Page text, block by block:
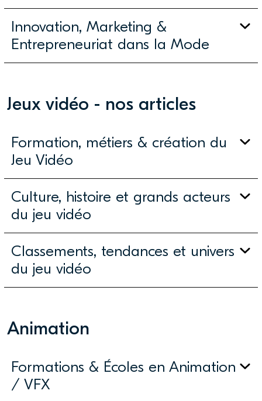
Innovation, Marketing &
Entrepreneuriat dans la Mode
Jeux vidéo - nos articles
Formation, métiers & création du
Jeu Vidéo
Culture, histoire et grands acteurs
du jeu vidéo
Classements, tendances et univers
du jeu vidéo
Animation
Formations & Écoles en Animation
/ VFX